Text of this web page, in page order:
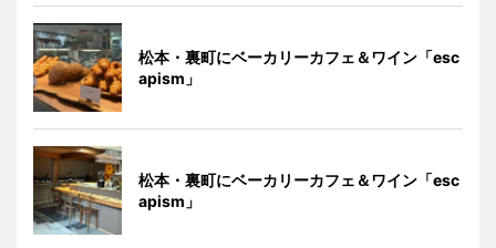
松本・裏町にベーカリーカフェ＆ワイン「esc
apism」
松本・裏町にベーカリーカフェ＆ワイン「esc
apism」